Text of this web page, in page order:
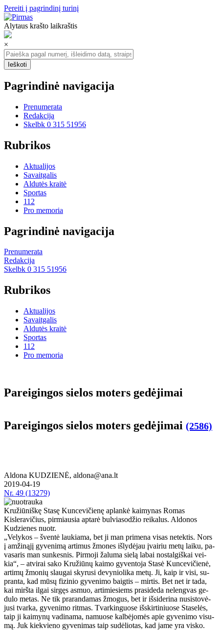
Pereiti į pagrindinį turinį
Alytaus krašto laikraštis
×
Pagrindinė navigacija
Prenumerata
Redakcija
Skelbk 0 315 51956
Rubrikos
Aktualijos
Savaitgalis
Aldutės kraitė
Sportas
112
Pro memoria
Pagrindinė navigacija
Prenumerata
Redakcija
Skelbk 0 315 51956
Rubrikos
Aktualijos
Savaitgalis
Aldutės kraitė
Sportas
112
Pro memoria
Pa­rei­gin­gos sie­los mo­ters ge­dė­ji­mai
Pa­rei­gin­gos sie­los mo­ters ge­dė­ji­mai (2586)
Aldona KUDZIENĖ, aldona@ana.lt
2019-04-19
Nr. 49 (13279)
Kružiūniškę Stasę Kuncevičienę aplankė kaimynas Romas
Kisleravičius, pirmiausia aptarė bulviasodžio reikalus. Aldonos
Kudzienes nuotr.
„Ve­ly­kos – šven­tė lau­kia­ma, bet ji man pri­me­na vi­sas ne­tek­tis. Nors
į am­ži­ną­jį gy­ve­ni­mą ar­ti­mus žmo­nes iš­ly­dė­jau įvai­riu me­tų lai­ku, pa­
va­sa­ris man sun­kes­nis. Pir­mo­ji ža­lu­ma sie­lą la­bai nos­tal­giš­kai vei­
kia“, – at­vi­rai sa­ko Kru­žiū­nų kai­mo gy­ven­to­ja Sta­sė Kun­ce­vi­čie­nė,
ar­ti­mų žmo­nių slau­gai sky­ru­si de­vy­nio­li­ka me­tų. Ji, kaip ir vi­si, su­
pran­ta, kad mū­sų fi­zi­nio gy­ve­ni­mo baig­tis – mir­tis. Bet net ir ta­da,
kai mirš­ta il­gai sir­gęs as­muo, ar­ti­mie­siems pra­si­de­da ne­leng­vas ge­
du­lo me­tas. Ne tik pra­ran­da­mas žmo­gus, bet ir iš­si­de­ri­na nu­si­sto­vė­
ju­si tvar­ka, gy­ve­ni­mo rit­mas. Tvar­kin­guo­se iš­skir­ti­niuo­se Sta­se­lės,
taip ji kai­my­nų va­di­na­ma, na­muo­se kal­bė­jo­mės apie gy­ve­ni­mo vi­su­
mą. Juk kiek­vie­no gy­ve­ni­mas taip su­dė­lio­tas, kad ja­me yra vis­ko.